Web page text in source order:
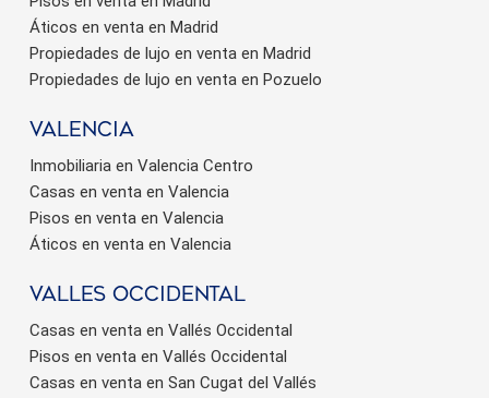
Áticos en venta en Madrid
Propiedades de lujo en venta en Madrid
Propiedades de lujo en venta en Pozuelo
valencia
Inmobiliaria en Valencia Centro
Casas en venta en Valencia
Pisos en venta en Valencia
Áticos en venta en Valencia
valles occidental
Casas en venta en Vallés Occidental
Pisos en venta en Vallés Occidental
Casas en venta en San Cugat del Vallés